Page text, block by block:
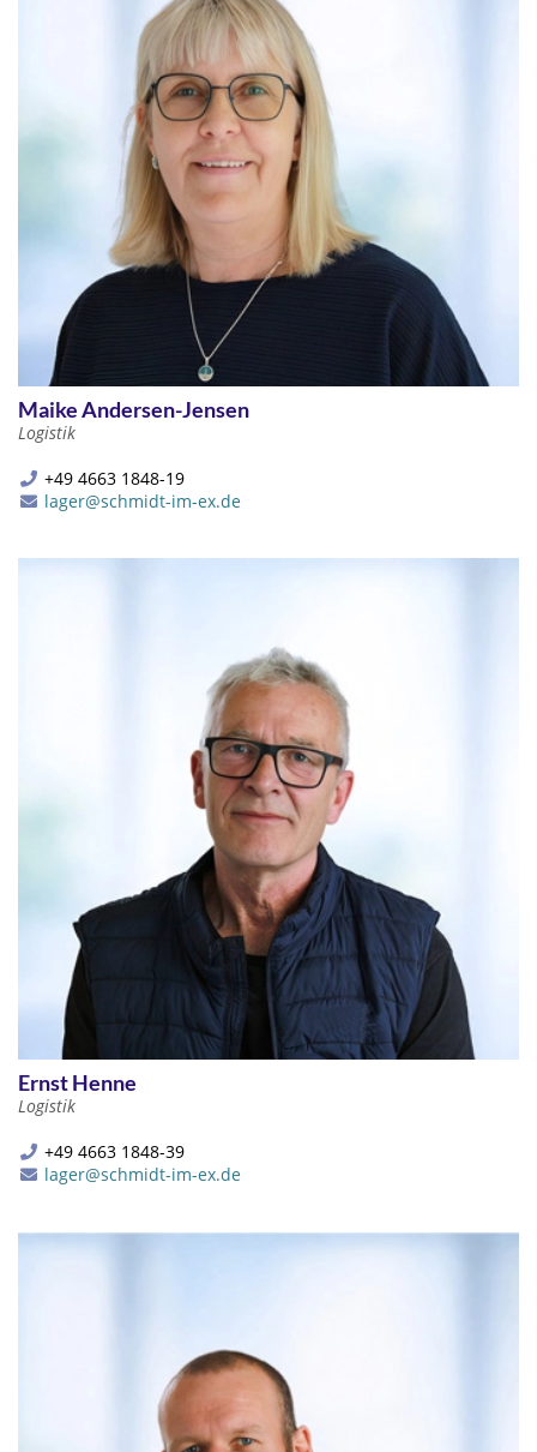
Maike Andersen-Jensen
Logistik
+49 4663 1848-19
lager@schmidt-im-ex.de
Ernst Henne
Logistik
+49 4663 1848-39
lager@schmidt-im-ex.de